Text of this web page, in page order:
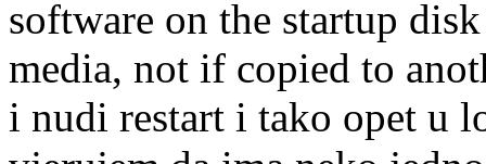
software on the startup
media, not if copied to
i nudi restart i tako opet u